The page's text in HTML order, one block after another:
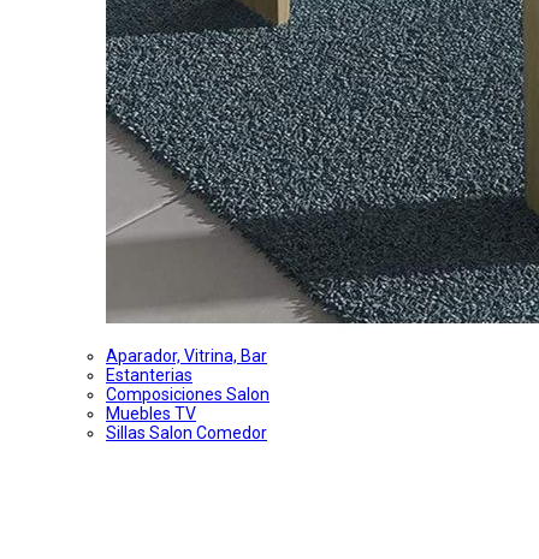
Aparador, Vitrina, Bar
Estanterias
Composiciones Salon
Muebles TV
Sillas Salon Comedor